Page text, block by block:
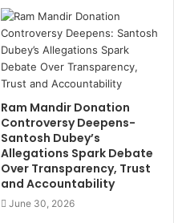
Ram Mandir Donation
Controversy Deepens-
Santosh Dubey’s
Allegations Spark Debate
Over Transparency, Trust
and Accountability
June 30, 2026